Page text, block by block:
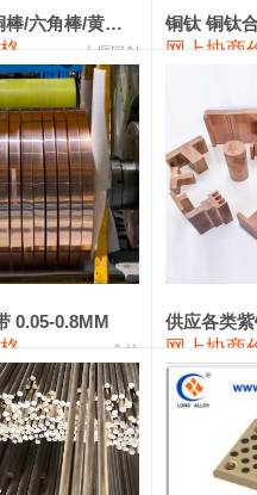
10,400—14,200
111,970—115,970
110,800—117,600
109,710—110,010
管 113,700—113,700
） 26,300—26,500
24,200—24,400
24,300—24,500
供应优质黄铜棒/六角棒/黄铜方板
十堰同创
铜钛 铜钛
网上协商
0.05-0.8MM
金拉
供应各类
网上协商